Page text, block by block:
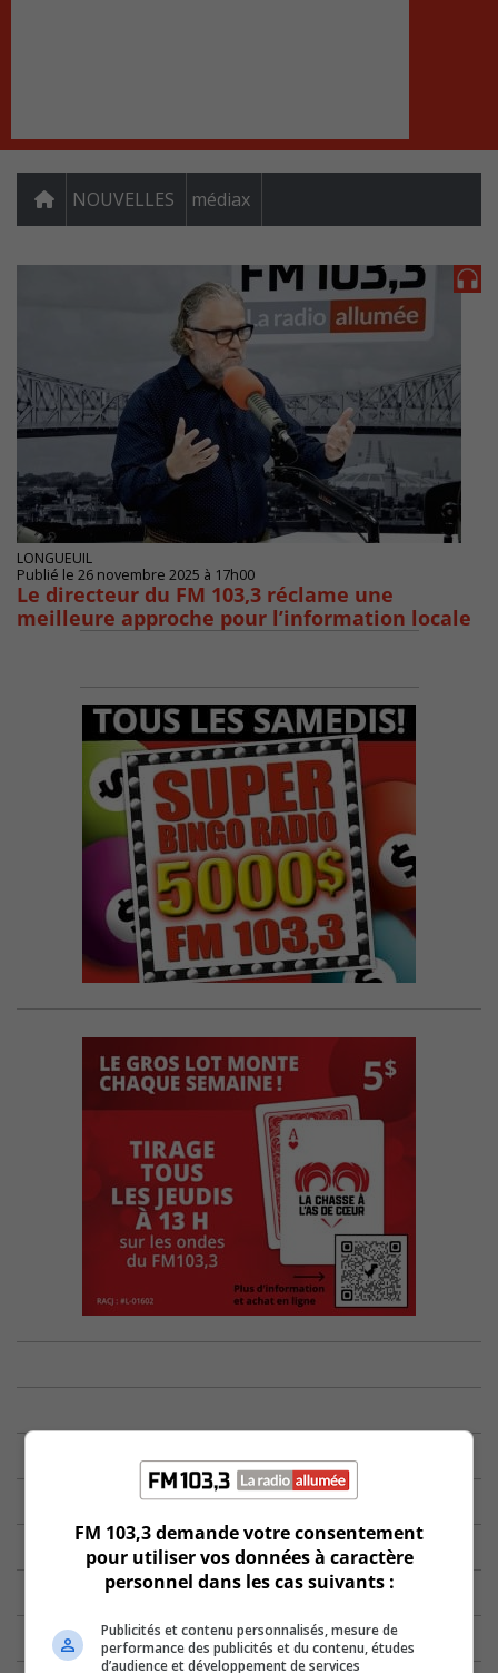
NOUVELLES médiax
LONGUEUIL
Publié le 26 novembre 2025 à 17h00
Le directeur du FM 103,3 réclame une
meilleure approche pour l’information locale
FM 103,3 demande votre consentement
pour utiliser vos données à caractère
personnel dans les cas suivants :
Publicités et contenu personnalisés, mesure de
performance des publicités et du contenu, études
d’audience et développement de services